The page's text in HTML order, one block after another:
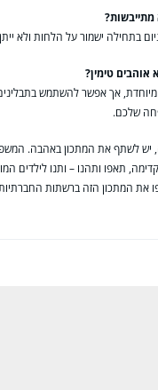
מתייבשות?
בתחילה ישמור על הלחות ולא
טימין?
אך אפשר להשתמש בתבלינים
שלכם.
יש לשתף את המתכון באהבה.
תאפו ותהנו – ותנו לילדים
המתכון הזה ברשתות החברתיות,